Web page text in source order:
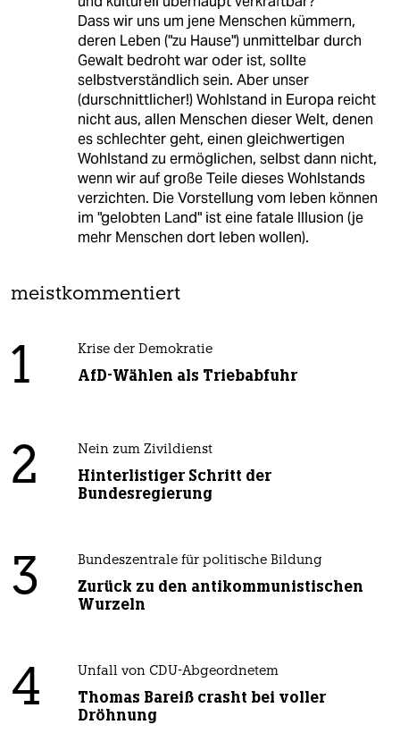
Dass wir uns um jene Menschen kümmern,
deren Leben ("zu Hause") unmittelbar durch
Gewalt bedroht war oder ist, sollte
selbstverständlich sein. Aber unser
(durschnittlicher!) Wohlstand in Europa reicht
nicht aus, allen Menschen dieser Welt, denen
es schlechter geht, einen gleichwertigen
Wohlstand zu ermöglichen, selbst dann nicht,
wenn wir auf große Teile dieses Wohlstands
verzichten. Die Vorstellung vom leben können
im "gelobten Land" ist eine fatale Illusion (je
mehr Menschen dort leben wollen).
meistkommentiert
1 Krise der Demokratie
AfD-Wählen als Triebabfuhr
2 Nein zum Zivildienst
Hinterlistiger Schritt der
Bundesregierung
3 Bundeszentrale für politische Bildung
Zurück zu den antikommunistischen
Wurzeln
4 Unfall von CDU-Abgeordnetem
Thomas Bareiß crasht bei voller
Dröhnung